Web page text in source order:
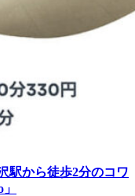
駅から徒歩2分のコワ